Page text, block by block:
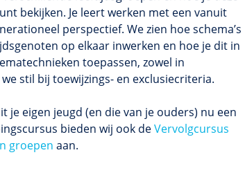
bekijken. Je leert werken met een vanuit
perspectief. We zien hoe schema’s
op elkaar inwerken en hoe je dit in
toepassen, zowel in
stil bij toewijzings- en exclusiecriteria.
je eigen jeugd (en die van je ouders) nu een
bieden wij ook deVervolgcursus
groepen aan.